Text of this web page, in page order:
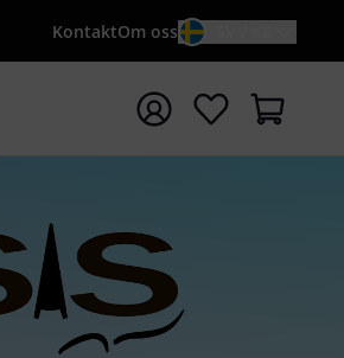
KontaktOm oss
{searchTerm}